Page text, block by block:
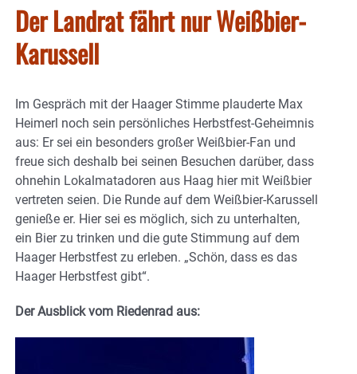
Der Landrat fährt nur Weißbier-
Karussell
Im Gespräch mit der Haager Stimme plauderte Max
Heimerl noch sein persönliches Herbstfest-Geheimnis
aus: Er sei ein besonders großer Weißbier-Fan und
freue sich deshalb bei seinen Besuchen darüber, dass
ohnehin Lokalmatadoren aus Haag hier mit Weißbier
vertreten seien. Die Runde auf dem Weißbier-Karussell
genieße er. Hier sei es möglich, sich zu unterhalten,
ein Bier zu trinken und die gute Stimmung auf dem
Haager Herbstfest zu erleben. „Schön, dass es das
Haager Herbstfest gibt“.
Der Ausblick vom Riedenrad aus: